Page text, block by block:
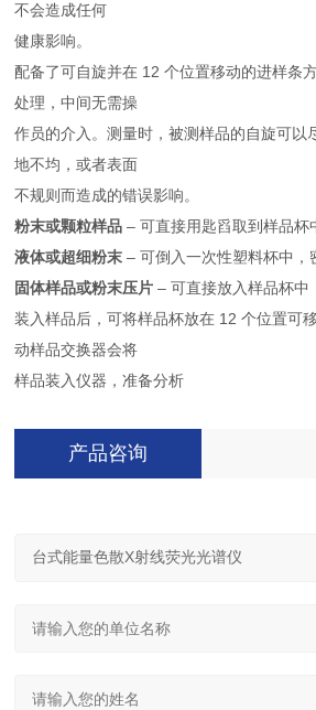
不会造成任何
健康影响。
配备了可自旋并在 12 个位置移动的进样条
处理，中间无需操
作员的介入。测量时，被测样品的自旋可以
地不均，或者表面
不规则而造成的错误影响。
粉末或颗粒样品 – 可直接用匙舀取到样品杯
液体或超细粉末 – 可倒入一次性塑料杯中，
固体样品或粉末压片 – 可直接放入样品杯中
装入样品后，可将样品杯放在 12 个位置可
动样品交换器会将
样品装入仪器，准备分析
产品咨询